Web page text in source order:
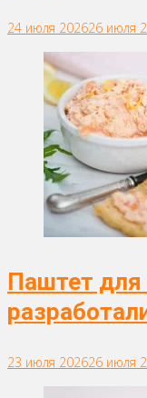
24 июля 202626 июля
Паштет
23 июля 202626 июля